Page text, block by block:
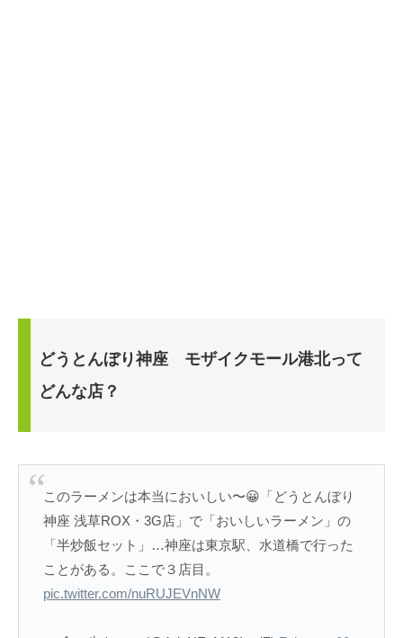
どうとんぼり神座 モザイクモール港北って
どんな店？
このラーメンは本当においしい〜😀「どうとんぼり
神座 浅草ROX・3G店」で「おいしいラーメン」の
「半炒飯セット」…神座は東京駅、水道橋で行った
ことがある。ここで３店目。
pic.twitter.com/nuRUJEVnNW